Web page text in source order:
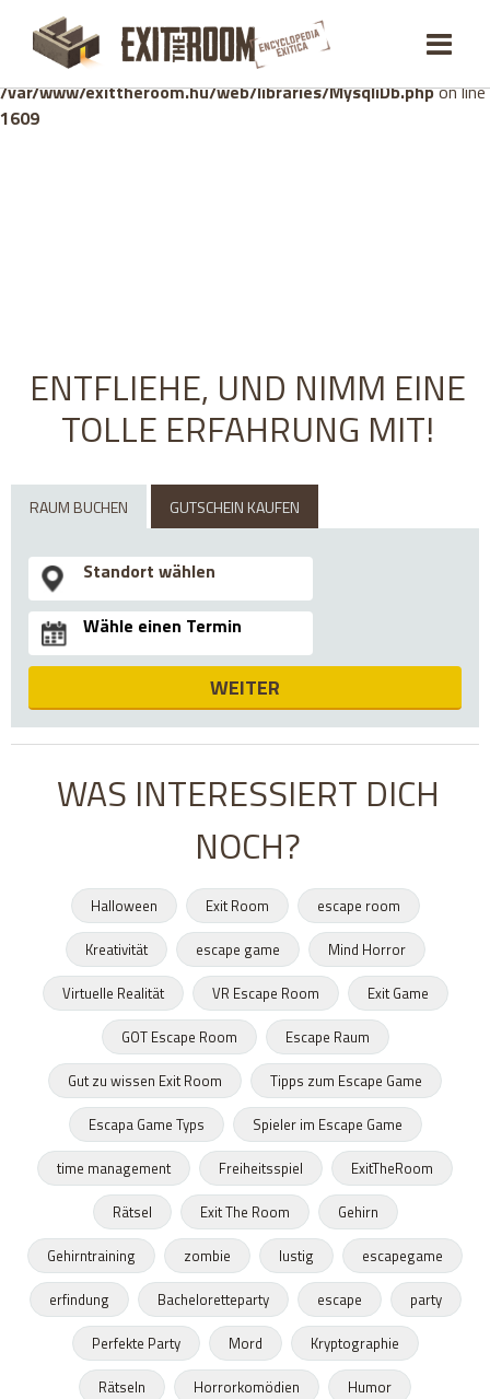
Warning: mysqli_stmt::bind_param(): Number of variables
doesn't match number of parameters in prepared statement in
/var/www/exittheroom.hu/web/libraries/MysqliDb.phpon line
1609
ENTFLIEHE, UND NIMM EINE
TOLLE ERFAHRUNG MIT!
RAUM BUCHEN GUTSCHEIN KAUFEN
WEITER
WAS INTERESSIERT DICH
NOCH?
Halloween Exit Room
escape room
Kreativität
escape game
Mind Horror
Virtuelle Realität
VR Escape Room
Exit Game
GOT Escape Room
Escape Raum
Gut zu wissen Exit Room
Tipps zum Escape Game
Escapa Game Typs
Spieler im Escape Game
time management
Freiheitsspiel
ExitTheRoom
Rätsel
Exit The Room
Gehirn
Gehirntraining
zombie lustig
escapegame
erfindung
Bacheloretteparty escape
party
Perfekte Party
Mord
Kryptographie
Rätseln
Horrorkomödien
Humor